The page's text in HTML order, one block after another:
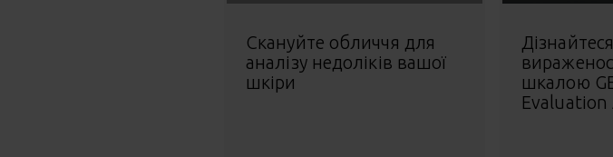
Скануйте обличчя для
аналізу недоліків вашої
шкіри
шкалою
Evaluation